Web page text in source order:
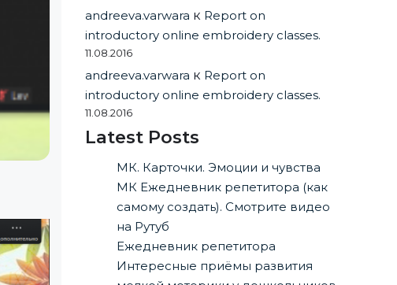
andreeva.varwara к Report on
introductory online embroidery classes.
11.08.2016
andreeva.varwara к Report on
introductory online embroidery classes.
11.08.2016
Latest Posts
МК. Карточки. Эмоции и чувства
МК Ежедневник репетитора (как
самому создать). Смотрите видео
на Рутуб
Ежедневник репетитора
Интересные приёмы развития